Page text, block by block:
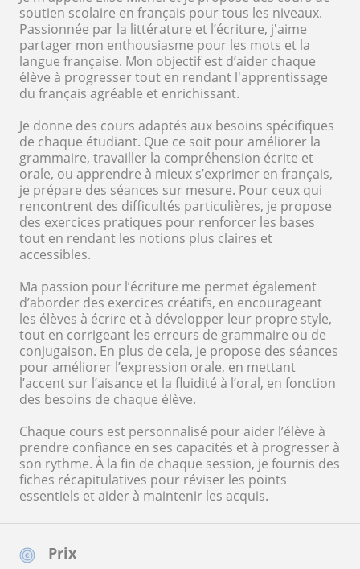
Prix
soutien scolaire en français pour tous les niveaux.
Passionnée par la littérature et l’écriture, j'aime
partager mon enthousiasme pour les mots et la
langue française. Mon objectif est d’aider chaque
élève à progresser tout en rendant l'apprentissage
du français agréable et enrichissant.
Je donne des cours adaptés aux besoins spécifiques
de chaque étudiant. Que ce soit pour améliorer la
grammaire, travailler la compréhension écrite et
orale, ou apprendre à mieux s’exprimer en français,
je prépare des séances sur mesure. Pour ceux qui
rencontrent des difficultés particulières, je propose
des exercices pratiques pour renforcer les bases
tout en rendant les notions plus claires et
accessibles.
Ma passion pour l’écriture me permet également
d’aborder des exercices créatifs, en encourageant
les élèves à écrire et à développer leur propre style,
tout en corrigeant les erreurs de grammaire ou de
conjugaison. En plus de cela, je propose des séances
pour améliorer l’expression orale, en mettant
l’accent sur l’aisance et la fluidité à l’oral, en fonction
des besoins de chaque élève.
Chaque cours est personnalisé pour aider l’élève à
prendre confiance en ses capacités et à progresser à
son rythme. À la fin de chaque session, je fournis des
fiches récapitulatives pour réviser les points
essentiels et aider à maintenir les acquis.